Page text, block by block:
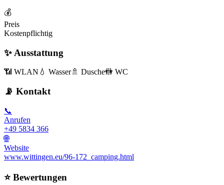
💰
Preis
Kostenpflichtig
✨ Ausstattung
📶 WLAN 💧 Wasser🚿 Dusche🚻 WC
📡 Kontakt
📞
Anrufen
+49 5834 366
🌐
Website
www.wittingen.eu/96-172_camping.html
⭐ Bewertungen